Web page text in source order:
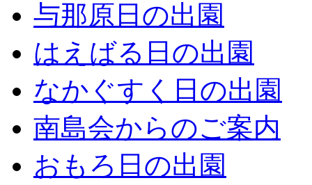
与那原日の出園
はえばる日の出園
なかぐすく日の出園
南島会からのご案内
おもろ日の出園